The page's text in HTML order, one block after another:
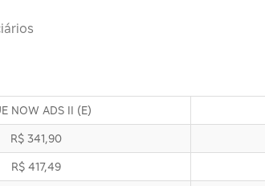
NOW ADS II (E)
R$ 341,90
R$ 417,49